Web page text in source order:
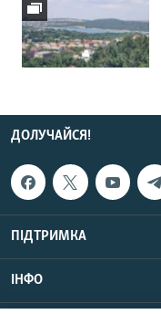
ДОЛУЧАЙСЯ!
ПІДТРИМКА
ІНФО